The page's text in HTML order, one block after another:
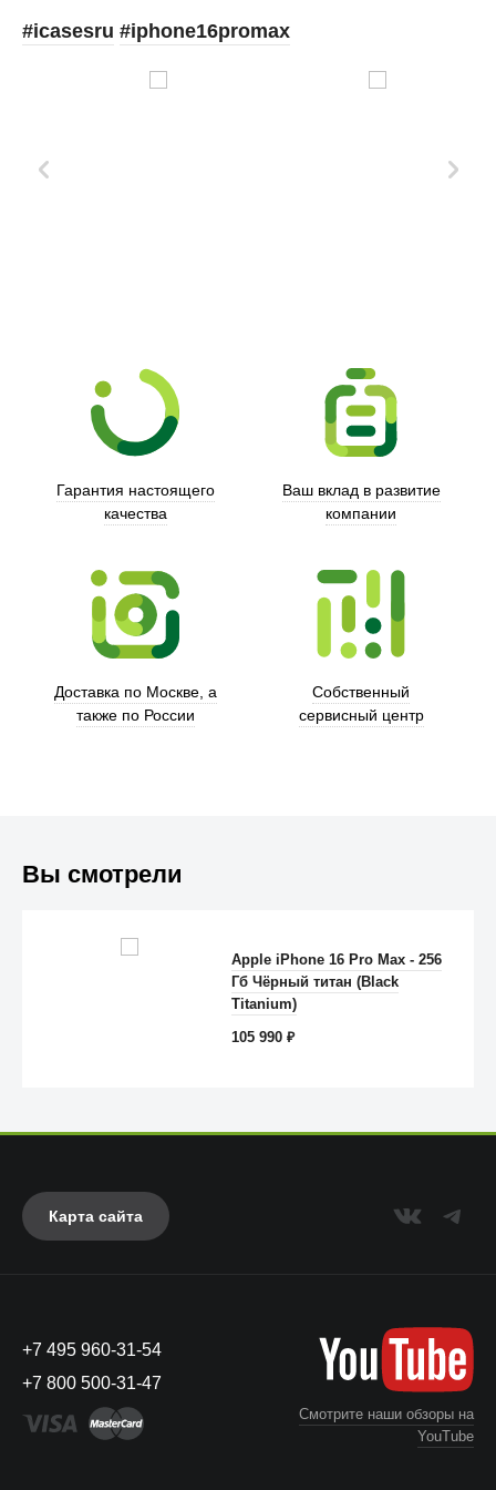
Anker
#icasesru #iphone16promax
Гарантия настоящего
качества
Ваш вклад в развитие
компании
Доставка по Москве, а
также по России
Собственный
сервисный центр
Вы смотрели
Apple iPhone 16 Pro Max - 256
Гб Чёрный титан (Black
Titanium)
105 990₽
Карта сайта
+7 495 960-31-54
+7 800 500-31-47
Смотрите наши обзоры на
YouTube